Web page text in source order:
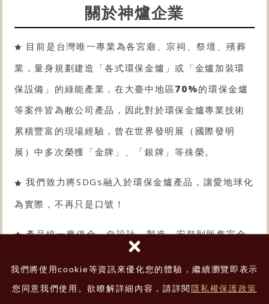
我們將使用cookie等資訊來優化您的體驗，繼續瀏覽即表示
您同意我們使用。欲瞭解詳細內容，請詳閱 隱私權保護政策
×
關於神爐企業
目前是台灣唯一專業為各宮廟、宗祠、祭壇、殯葬
業，量身規劃建造「各式環保金爐 」或「金爐 加裝環
保設備 」的綠能產業，在大臺中地區70%的環保金爐
等案件皆為敝公司產品，因此對於環保金爐專業技術
累積豐富的現場經驗，曾在世界發明展（國際發明
展）中多次榮獲「金牌」、「銀牌」等殊榮。
我們致力將SDGs融入於環保金爐產品，讓愛地球化
為實際，不再只是口號！
產品線一應俱全，自設計、製造、安裝到販售完全
採一條龍作業，100%台灣製造，專利認證。
產品用料實在主體、管線皆為SUS304/316不鏽鋼